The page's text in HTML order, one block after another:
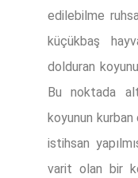
edilebilme
küçükbaş
dolduran
Bu noktada
koyunun
istihsan
varit olan bir